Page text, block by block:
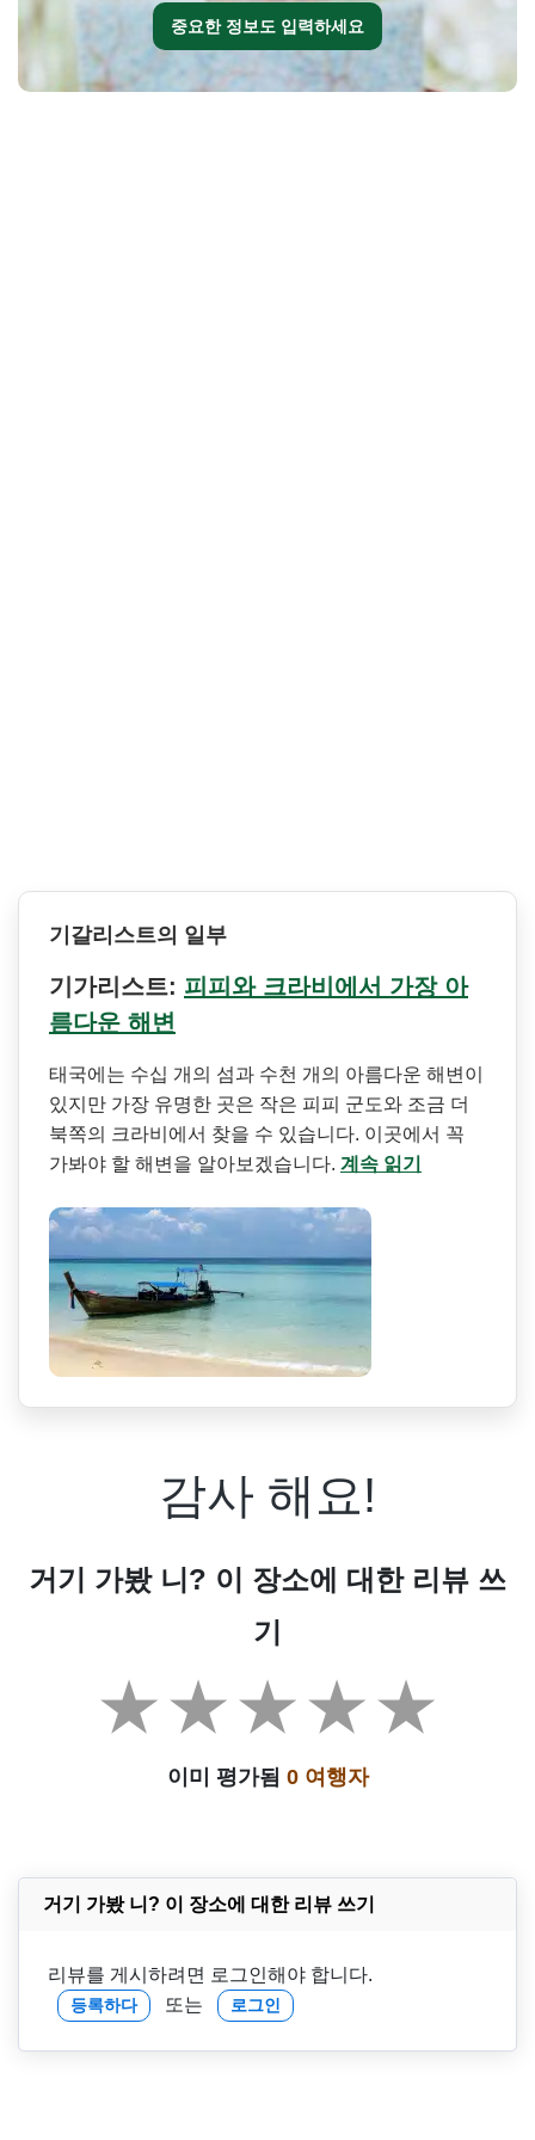
중요한 정보도 입력하세요
기갈리스트의 일부
기가리스트: 피피와 크라비에서 가장 아
름다운 해변
태국에는 수십 개의 섬과 수천 개의 아름다운 해변이
있지만 가장 유명한 곳은 작은 피피 군도와 조금 더
북쪽의 크라비에서 찾을 수 있습니다. 이곳에서 꼭
가봐야 할 해변을 알아보겠습니다. 계속 읽기
감사 해요!
거기 가봤 니? 이 장소에 대한 리뷰 쓰
기
이미 평가됨 0 여행자
거기 가봤 니? 이 장소에 대한 리뷰 쓰기
리뷰를 게시하려면 로그인해야 합니다.
등록하다 또는 로그인